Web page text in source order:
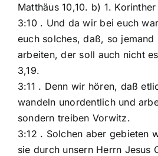
Matthäus 10,10. b) 1. Korinther
3:10 . Und da wir bei euch
euch solches, daß, so
arbeiten, der soll auch nicht
3,19.
3:11 . Denn wir hören, daß
wandeln unordentlich und
sondern treiben Vorwitz.
3:12 . Solchen aber gebieten
sie durch unsern Herrn Jesus